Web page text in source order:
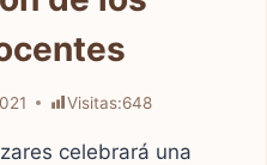
Visitas:648
celebrará una